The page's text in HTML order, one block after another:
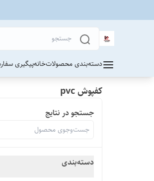
دسته‌بندی محصولاتخانهپیگیری
کفپوش pvc
جستجو در نتایج
دسته‌بندی